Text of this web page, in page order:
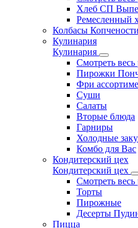
Хлеб СП
Ремесленный
Колбасы Копчености
Кулинария
Кулинария
Смотреть весь
Пирожки
Фри
Суши
Салаты
Вторые блюда
Гарниры
Холодные
Комбо для Вас
Кондитерский цех
Кондитерский цех
Смотреть весь
Торты
Пирожные
Десерты
Пицца